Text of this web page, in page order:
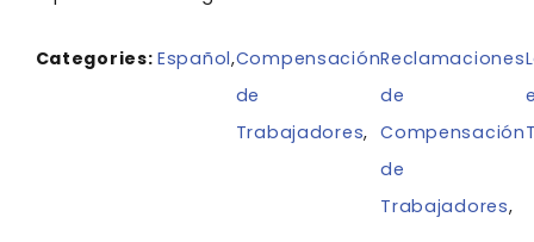
Categories:Español,Compensación
de
Trabajadores,
Reclamaciones
de
Compensación
de
Trabajadores,